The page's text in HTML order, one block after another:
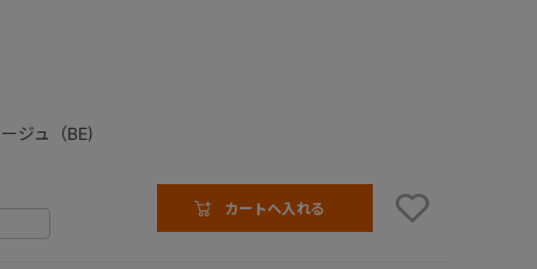
ジュ（BE)
カートへ入れる